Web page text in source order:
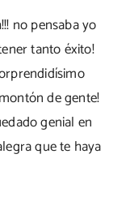
no pensaba yo
tanto éxito!
de gente!
genial en
que te haya